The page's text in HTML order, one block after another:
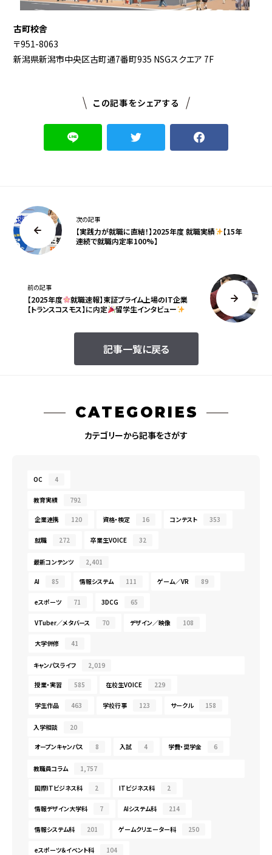
古町校舎
〒951-8063
新潟県新潟市中央区古町通7番町935 NSGスクエア 7F
この記事をシェアする
次の記事
【実践力が就職に直結！】2025年度 就職実績
【15年
連続で就職内定率100%】
記事一覧に戻る
前の記事
【2025年度
就職速報】東証プライム上場のIT企業
【トランスコスモス】に内定
留学生インタビュー
CATEGORIES
カテゴリーから記事をさがす
OC 4
教育実績 792
企業連携 120 資格・検定 16 コンテスト 353
就職 272 卒業生VOICE 32
最新コンテンツ 2,401
AI 85 情報システム 111 ゲーム／VR 89
eスポーツ 71 3DCG 65
VTuber／メタバース 70 デザイン／映像 108
大学併修 41
キャンパスライフ 2,019
授業・実習 585 在校生VOICE 229
学生作品 463 学校行事 123 サークル 158
入学相談 20
オープンキャンパス 8 入試 4 学費・奨学金 6
教職員コラム 1,757
国際ITビジネス科 2 ITビジネス科 2
情報デザイン大学科 7 AIシステム科 214
情報システム科 201 ゲームクリエーター科 250
eスポーツ＆イベント科 104